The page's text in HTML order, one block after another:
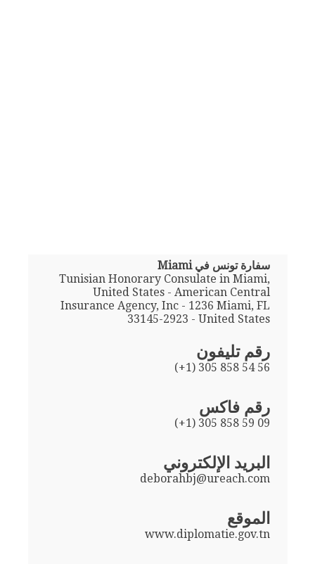
سفارة تونس في Miami
Tunisian Honorary Consulate in Miami,
United States - American Central
Insurance Agency, Inc - 1236 Miami, FL
33145-2923 - United States
رقم تليفون
(+1) 305 858 54 56
رقم فاكس
(+1) 305 858 59 09
البريد الإلكتروني
deborahbj@ureach.com
الموقع
www.diplomatie.gov.tn